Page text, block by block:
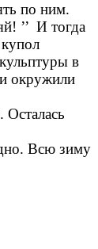
по ним.
’’ И тогда
в
окружили
Всю зиму